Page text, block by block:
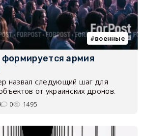
военные
формируется армия
назвал следующий шаг для
от украинских дронов.
0 1495